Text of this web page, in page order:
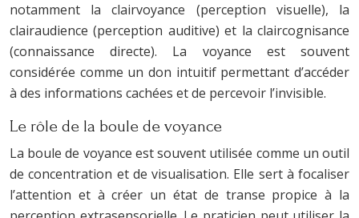
notamment la clairvoyance (perception visuelle), la
clairaudience (perception auditive) et la claircognisance
(connaissance directe). La voyance est souvent
considérée comme un don intuitif permettant d’accéder
à des informations cachées et de percevoir l’invisible.
Le rôle de la boule de voyance
La boule de voyance est souvent utilisée comme un outil
de concentration et de visualisation. Elle sert à focaliser
l’attention et à créer un état de transe propice à la